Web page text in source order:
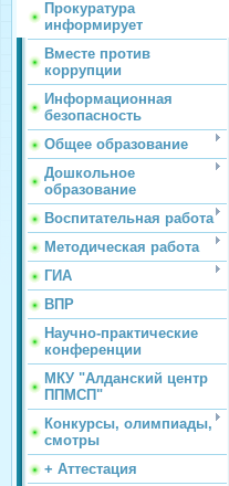
Прокуратура
информирует
Вместе против
коррупции
Информационная
безопасность
Общее образование
Дошкольное
образование
Воспитательная работа
Методическая работа
ГИА
ВПР
Научно-практические
конференции
МКУ "Алданский центр
ППМСП"
Конкурсы, олимпиады,
смотры
+ Аттестация